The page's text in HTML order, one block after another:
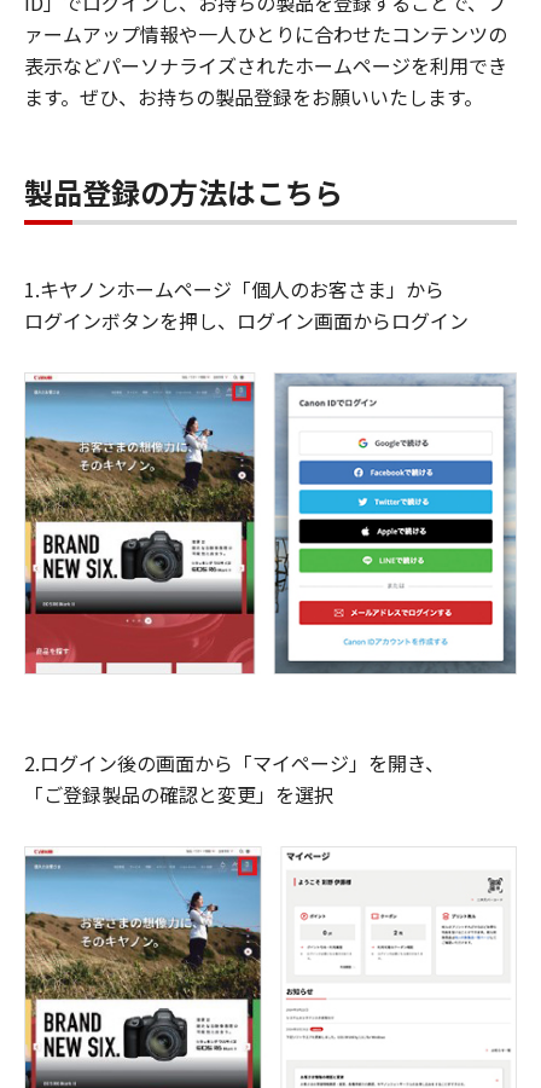
ァームアップ情報や一人ひとりに合わせたコンテンツの
表示などパーソナライズされたホームページを利用でき
ます。ぜひ、お持ちの製品登録をお願いいたします。
製品登録の方法はこちら
1.キヤノンホームページ「個人のお客さま」から
ログインボタンを押し、ログイン画面からログイン
2.ログイン後の画面から「マイページ」を開き、
「ご登録製品の確認と変更」を選択